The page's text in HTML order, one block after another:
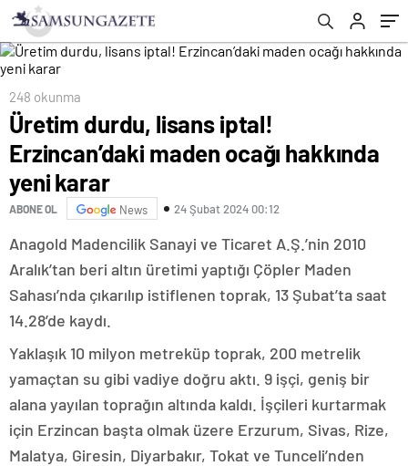
248 okunma
Üretim durdu, lisans iptal!
Erzincan’daki maden ocağı hakkında
yeni karar
ABONE OL News 24 Şubat 2024 00:12
Anagold Madencilik Sanayi ve Ticaret A.Ş.’nin 2010
Aralık’tan beri altın üretimi yaptığı Çöpler Maden
Sahası’nda çıkarılıp istiflenen toprak, 13 Şubat’ta saat
14.28’de kaydı.
Yaklaşık 10 milyon metreküp toprak, 200 metrelik
yamaçtan su gibi vadiye doğru aktı. 9 işçi, geniş bir
alana yayılan toprağın altında kaldı. İşçileri kurtarmak
için Erzincan başta olmak üzere Erzurum, Sivas, Rize,
Malatya, Giresin, Diyarbakır, Tokat ve Tunceli’nden